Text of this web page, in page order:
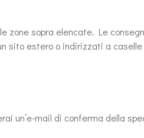
zone sopra elencate. Le
sito estero o indirizzati a
un’e-mail di conferma della